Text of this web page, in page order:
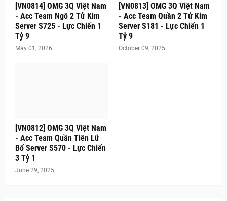
[VN0814] OMG 3Q Việt Nam
- Acc Team Ngô 2 Tử Kim
Server S725 - Lực Chiến 1
Tỷ 9
May 01, 2026
[VN0813] OMG 3Q Việt Nam
- Acc Team Quần 2 Tử Kim
Server S181 - Lực Chiến 1
Tỷ 9
October 09, 2025
[VN0812] OMG 3Q Việt Nam
- Acc Team Quần Tiên Lữ
Bố Server S570 - Lực Chiến
3 Tỷ 1
June 29, 2025